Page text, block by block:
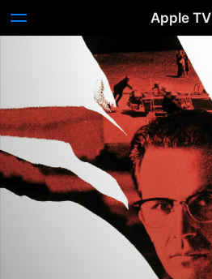
Apple TV